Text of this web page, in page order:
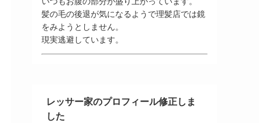
髪の毛の後退が気になるようで理髪店では鏡
をみようとしません。
現実逃避しています。
レッサー家のプロフィール修正しま
した